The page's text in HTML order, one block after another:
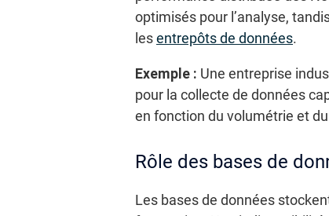
optimisés pour l’analyse,
les entrepôts de données.
Exemple : Une entreprise
pour la collecte de données
en fonction du volumétrie et
Rôle des bases de
Les bases de données